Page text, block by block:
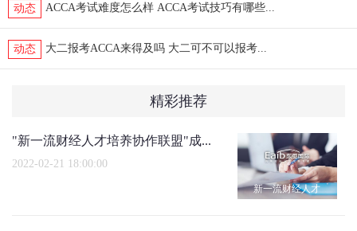
动态 ACCA考试难度怎么样 ACCA考试技巧有哪些...
动态 大二报考ACCA来得及吗 大二可不可以报考...
精彩推荐
新一流财经人才
"新一流财经人才培养协作联盟"成...
2022-02-21 18:00:00